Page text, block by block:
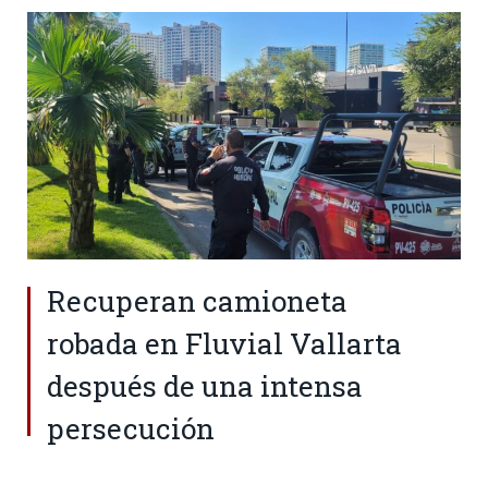
Recuperan camioneta
robada en Fluvial Vallarta
después de una intensa
persecución